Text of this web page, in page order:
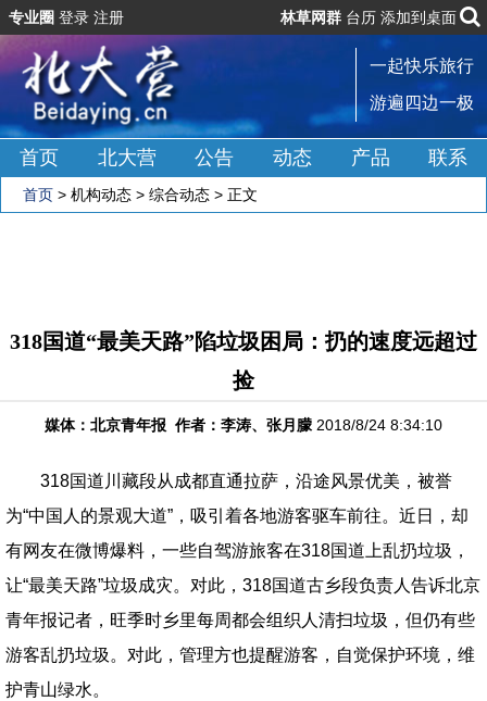
专业圈 登录 注册 林草网群 台历 添加到桌面
一起快乐旅行
游遍四边一极
首页 北大营 公告 动态 产品 联系
首页 > 机构动态 > 综合动态 > 正文
318国道“最美天路”陷垃圾困局：扔的速度远超过
捡
媒体：北京青年报 作者：李涛、张月朦 2018/8/24 8:34:10
318国道川藏段从成都直通拉萨，沿途风景优美，被誉
为“中国人的景观大道”，吸引着各地游客驱车前往。近日，却
有网友在微博爆料，一些自驾游旅客在318国道上乱扔垃圾，
让“最美天路”垃圾成灾。对此，318国道古乡段负责人告诉北京
青年报记者，旺季时乡里每周都会组织人清扫垃圾，但仍有些
游客乱扔垃圾。对此，管理方也提醒游客，自觉保护环境，维
护青山绿水。